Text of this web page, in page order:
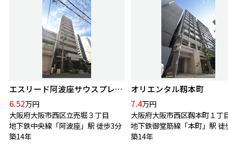
エスリード阿波座サウスプレイス
6.52万円
大阪府大阪市西区立売堀３丁目
地下鉄中央線「阿波座」駅 徒歩3分
築14年
オリエンタル靱本町
7.4万円
大阪府大阪市西区靱本町１丁
地下鉄御堂筋線「本町」駅 徒
築14年